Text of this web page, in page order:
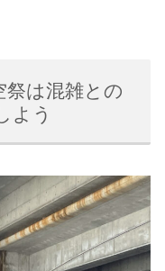
祭は混雑との
よう